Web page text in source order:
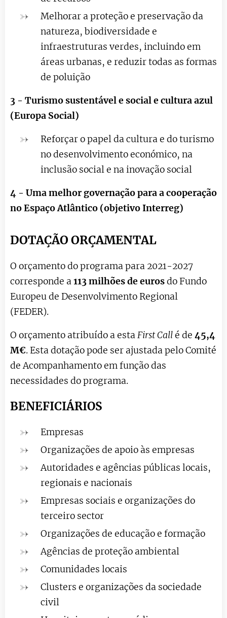
Melhorar a proteção e preservação da
natureza, biodiversidade e
infraestruturas verdes, incluindo em
áreas urbanas, e reduzir todas as formas
de poluição
3 - Turismo sustentável e social e cultura azul
(Europa Social)
Reforçar o papel da cultura e do turismo
no desenvolvimento económico, na
inclusão social e na inovação social
4 - Uma melhor governação para a cooperação
no Espaço Atlântico (objetivo Interreg)
DOTAÇÃO ORÇAMENTAL
O orçamento do programa para 2021-2027
corresponde a113 milhões de eurosdo Fundo
Europeu de Desenvolvimento Regional
(FEDER).
O orçamento atribuído a estaFirst Callé de 45,4
M€. Esta dotação pode ser ajustada pelo Comité
de Acompanhamento em função das
necessidades do programa.
BENEFICIÁRIOS
Empresas
Organizações de apoio às empresas
Autoridades e agências públicas locais,
regionais e nacionais
Empresas sociais e organizações do
terceiro sector
Organizações de educação e formação
Agências de proteção ambiental
Comunidades locais
Clusters e organizações da sociedade
civil